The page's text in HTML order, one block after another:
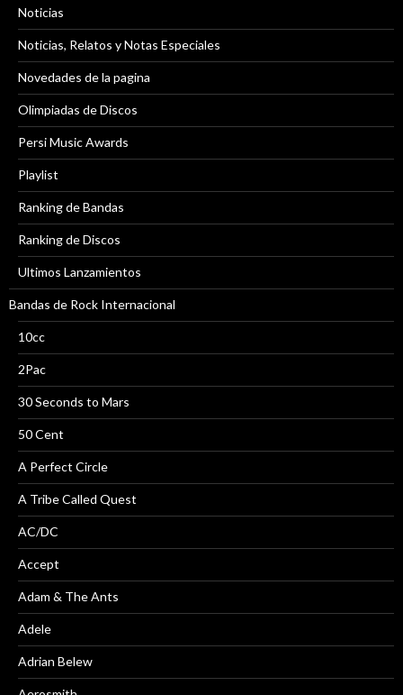
Noticias
Noticias, Relatos y Notas Especiales
Novedades de la pagina
Olimpiadas de Discos
Persi Music Awards
Playlist
Ranking de Bandas
Ranking de Discos
Ultimos Lanzamientos
Bandas de Rock Internacional
10cc
2Pac
30 Seconds to Mars
50 Cent
A Perfect Circle
A Tribe Called Quest
AC/DC
Accept
Adam & The Ants
Adele
Adrian Belew